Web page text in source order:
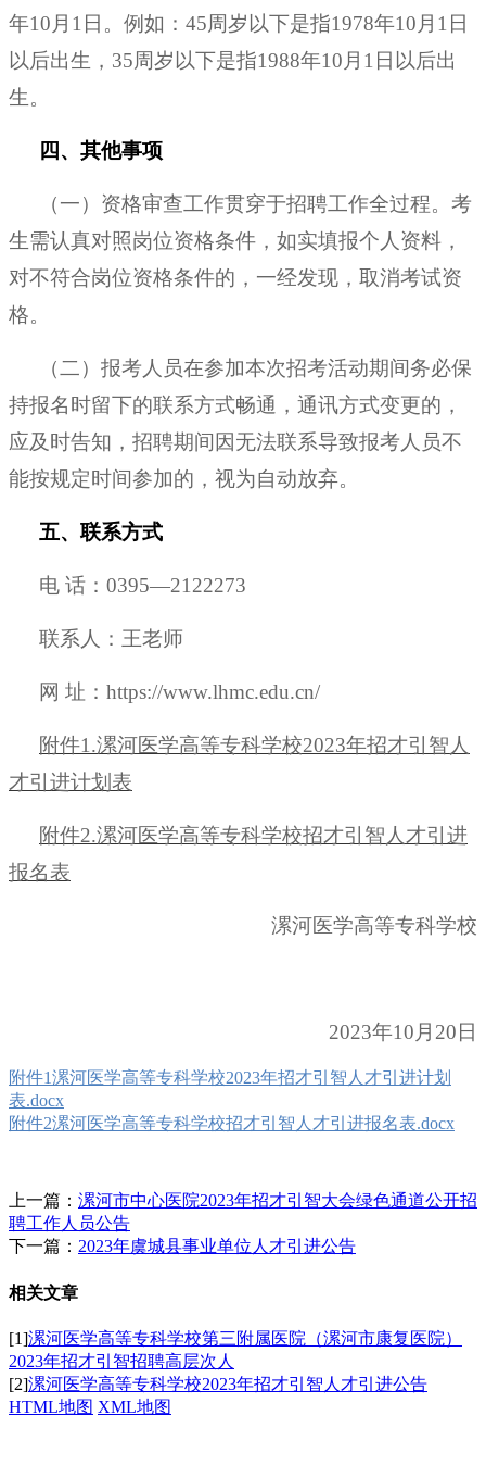
年10月1日。例如：45周岁以下是指1978年10月1日
以后出生，35周岁以下是指1988年10月1日以后出
生。
四、其他事项
（一）资格审查工作贯穿于招聘工作全过程。考
生需认真对照岗位资格条件，如实填报个人资料，
对不符合岗位资格条件的，一经发现，取消考试资
格。
（二）报考人员在参加本次招考活动期间务必保
持报名时留下的联系方式畅通，通讯方式变更的，
应及时告知，招聘期间因无法联系导致报考人员不
能按规定时间参加的，视为自动放弃。
五、联系方式
电 话： 0395—2122273
联系人：王老师
网 址： https://www.lhmc.edu.cn/
附件1.漯河医学高等专科学校2023年招才引智人
才引进计划表
附件2.漯河医学高等专科学校招才引智人才引进
报名表
漯河医学高等专科学校
2023年10月20日
附件1漯河医学高等专科学校2023年招才引智人才引进计划
表.docx
附件2漯河医学高等专科学校招才引智人才引进报名表.docx
上一篇： 漯河市中心医院2023年招才引智大会绿色通道公开招
聘工作人员公告
下一篇： 2023年虞城县事业单位人才引进公告
相关文章
[1]漯河医学高等专科学校第三附属医院（漯河市康复医院）
2023年招才引智招聘高层次人
[2]漯河医学高等专科学校2023年招才引智人才引进公告
HTML地图 XML地图